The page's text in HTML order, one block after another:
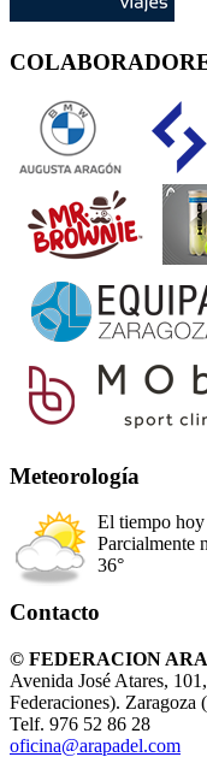
Meteorología
El tiempo hoy
Parcialmente
36°
Contacto
© FEDERACION
Avenida José Atares,
Federaciones). Zaragoza
Telf. 976 52 86 28
oficina@arapadel.com